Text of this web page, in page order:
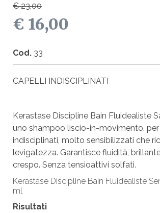
€ 23,00
€ 16,00
Cod. 33
CAPELLI INDISCIPLINATI
Kerastase Discipline Bain Fluidealiste
uno shampoo liscio-in-movimento,
indisciplinati, molto sensibilizzati che
levigatezza. Garantisce fluidità,
crespo. Senza tensioattivi solfati.
Kerastase Discipline Bain Fluidealiste
ml
Risultati